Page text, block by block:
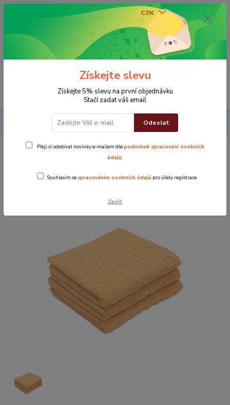
CZK
0 Kč
Ručníky Ručník Standard Ručník Standard žlutý
Ručník Standard žlutý
Získejte slevu
Získejte 5% slevu na první objednávku
Stačí zadat váš email
Odeslat
Přeji si odebírat novinky e-mailem dlepodmínek zpracování osobních
údajů.
Souhlasím se zpracováním osobních údajů pro účely registrace.
Zavřít